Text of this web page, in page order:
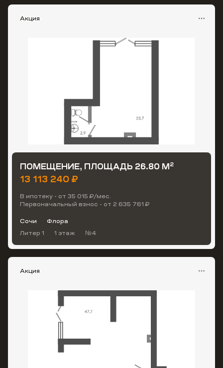
Акция
ПОМЕЩЕНИЕ, ПЛОЩАДЬ 26.80 М2
13 113 240 ₽
В ипотеку - от 35 015 ₽/мес.
Первоначальный взнос - от 2 635 761 ₽
Сочи
Флора
Литер 1
1 этаж №4
Акция